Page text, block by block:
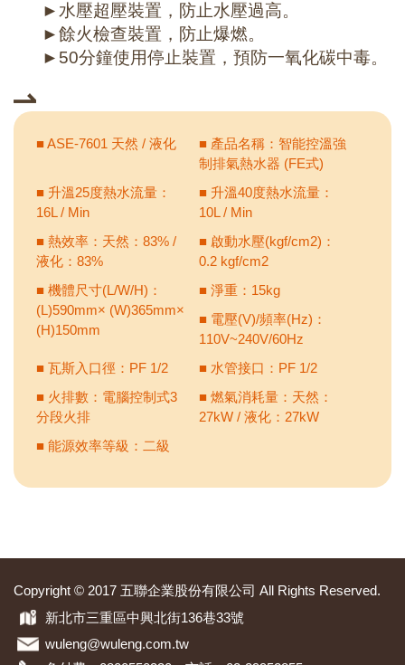
►水壓超壓裝置，防止水壓過高。
►餘火檢查裝置，防止爆燃。
►50分鐘使用停止裝置，預防一氧化碳中毒。
■ ASE-7601 天然 / 液化
■ 產品名稱：智能控溫強
制排氣熱水器 (FE式)
■ 升溫25度熱水流量：
16L / Min
■ 升溫40度熱水流量：
10L / Min
■ 熱效率：天然：83% /
液化：83%
■ 啟動水壓(kgf/cm2)：
0.2 kgf/cm2
■ 機體尺寸(L/W/H)：
(L)590mm× (W)365mm×
(H)150mm
■ 淨重：15kg
■ 電壓(V)/頻率(Hz)：
110V~240V/60Hz
■ 瓦斯入口徑：PF 1/2
■ 水管接口：PF 1/2
■ 火排數：電腦控制式3
分段火排
■ 燃氣消耗量：天然：
27kW / 液化：27kW
■ 能源效率等級：二級
Copyright © 2017 五聯企業股份有限公司 All Rights Reserved.
新北市三重區中興北街136巷33號
wuleng@wuleng.com.tw